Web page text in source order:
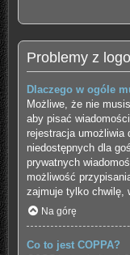
Problemy z
Dlaczego w ogóle
Możliwe, że nie
aby pisać
rejestracja umożliwia
niedostępnych dla
prywatnych
możliwość
zajmuje tylko chwilę,
Na górę
Co to jest COPPA?